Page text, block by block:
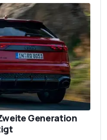
Generation